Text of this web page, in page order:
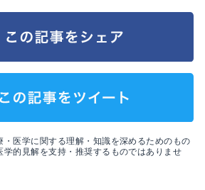
医学に関する理解・知識を深めるためのもの
学的見解を支持・推奨するものではありませ